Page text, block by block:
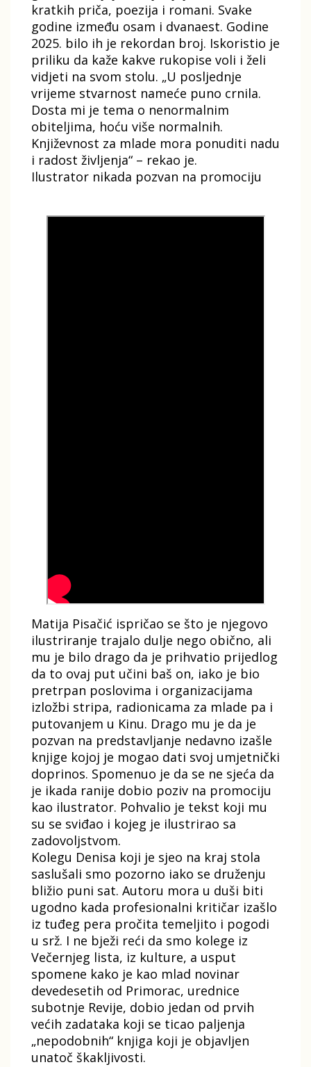
kratkih priča, poezija i romani. Svake
godine između osam i dvanaest. Godine
2025. bilo ih je rekordan broj. Iskoristio je
priliku da kaže kakve rukopise voli i želi
vidjeti na svom stolu. „U posljednje
vrijeme stvarnost nameće puno crnila.
Dosta mi je tema o nenormalnim
obiteljima, hoću više normalnih.
Književnost za mlade mora ponuditi nadu
i radost življenja“ – rekao je.
Ilustrator nikada pozvan na promociju
Matija Pisačić ispričao se što je njegovo
ilustriranje trajalo dulje nego obično, ali
mu je bilo drago da je prihvatio prijedlog
da to ovaj put učini baš on, iako je bio
pretrpan poslovima i organizacijama
izložbi stripa, radionicama za mlade pa i
putovanjem u Kinu. Drago mu je da je
pozvan na predstavljanje nedavno izašle
knjige kojoj je mogao dati svoj umjetnički
doprinos. Spomenuo je da se ne sjeća da
je ikada ranije dobio poziv na promociju
kao ilustrator. Pohvalio je tekst koji mu
su se sviđao i kojeg je ilustrirao sa
zadovoljstvom.
Kolegu Denisa koji je sjeo na kraj stola
saslušali smo pozorno iako se druženju
bližio puni sat. Autoru mora u duši biti
ugodno kada profesionalni kritičar izašlo
iz tuđeg pera pročita temeljito i pogodi
u srž. I ne bježi reći da smo kolege iz
Večernjeg lista, iz kulture, a usput
spomene kako je kao mlad novinar
devedesetih od Primorac, urednice
subotnje Revije, dobio jedan od prvih
većih zadataka koji se ticao paljenja
„nepodobnih“ knjiga koji je objavljen
unatoč škakljivosti.